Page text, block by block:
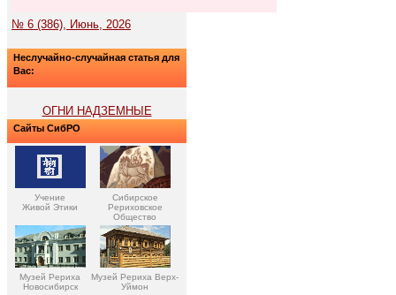
№ 6 (386), Июнь, 2026
Неслучайно-случайная статья для
Вас:
ОГНИ НАДЗЕМНЫЕ
Сайты СибРО
Учение
Живой Этики
Сибирское
Рериховское
Общество
Музей Рериха
Новосибирск
Музей Рериха Верх-
Уймон